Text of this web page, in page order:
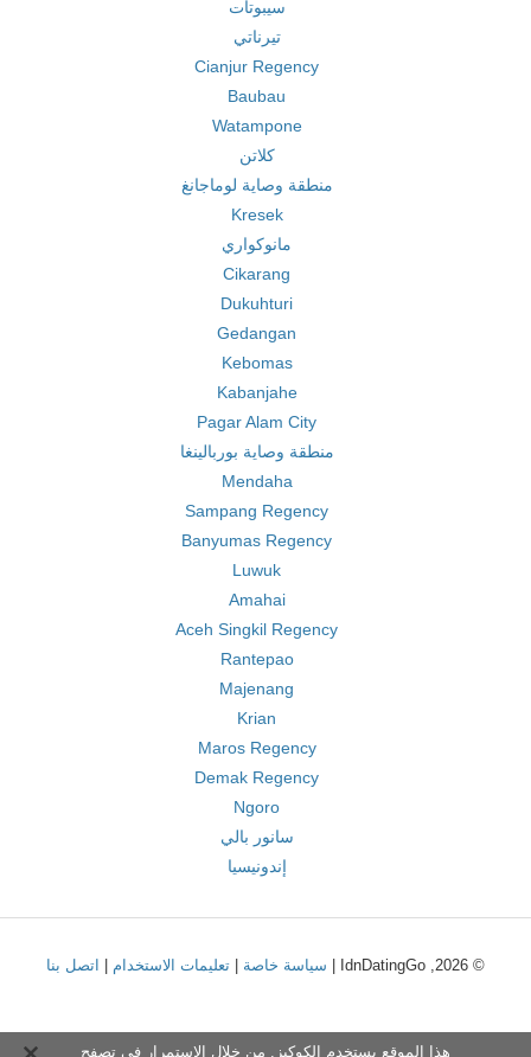
سيبوتات
تيرناتي
Cianjur Regency
Baubau
Watampone
كلاتن
منطقة وصاية لوماجانغ
Kresek
مانوكواري
Cikarang
Dukuhturi
Gedangan
Kebomas
Kabanjahe
Pagar Alam City
منطقة وصاية بوربالينغا
Mendaha
Sampang Regency
Banyumas Regency
Luwuk
Amahai
Aceh Singkil Regency
Rantepao
Majenang
Krian
Maros Regency
Demak Regency
Ngoro
سانور بالي
إندونيسيا
© 2026, IdnDatingGo | سياسة خاصة تعليمات الاستخدام اتصل بنا
هذا الموقع يستخدم الكوكيز. من خلال الاستمرار في تصفح